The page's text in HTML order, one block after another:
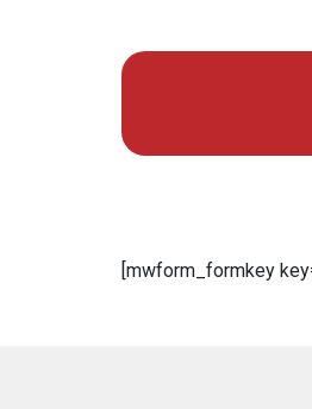
[mwform_formkey